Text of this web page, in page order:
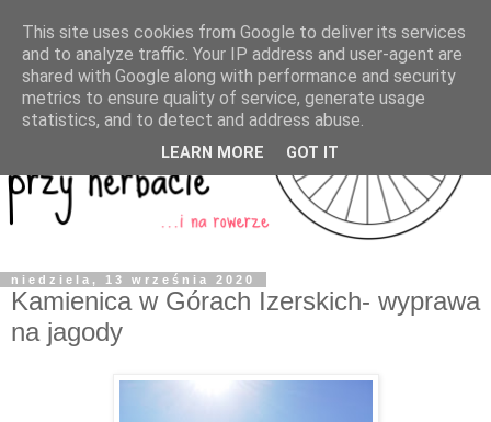
niedziela, 13 września 2020
Kamienica w Górach Izerskich- wyprawa
na jagody
This site uses cookies from Google to deliver its services
and to analyze traffic. Your IP address and user-agent are
shared with Google along with performance and security
metrics to ensure quality of service, generate usage
statistics, and to detect and address abuse.
LEARN MORE GOT IT